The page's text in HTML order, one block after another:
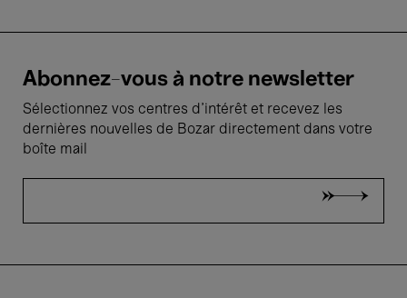
Abonnez-vous à notre newsletter
Sélectionnez vos centres d'intérêt et recevez les
dernières nouvelles de Bozar directement dans votre
boîte mail